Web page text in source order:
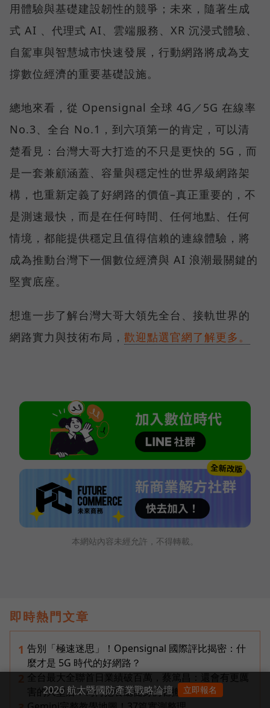
用體驗與基礎建設韌性的競爭；未來，隨著生成
式 AI 、代理式 AI、雲端服務、XR 沉浸式體驗、
自駕車與智慧城市快速發展，行動網路將成為支
撐數位經濟的重要基礎設施。
總地來看，從 Opensignal 全球 4G／5G 在線率
No.3、全台 No.1，到六項第一的肯定，可以清
楚看見：台灣大哥大打造的不只是更快的 5G，而
是一套兼顧涵蓋、容量與穩定性的世界級網路架
構，也重新定義了好網路的價值–真正重要的，不
是測速最快，而是在任何時間、任何地點、任何
情境，都能提供穩定且值得信賴的連線體驗，將
成為推動台灣下一個數位經濟與 AI 浪潮最關鍵的
堅實底座。
想進一步了解台灣大哥大領先全台、接軌世界的
網路實力與技術布局， 歡迎點選官網了解更多。
本網站內容未經允許，不得轉載。
即時熱門文章
1 告別「極速迷思」！Opensignal 國際評比揭密：什
麼才是 5G 時代的好網路？
全台最大全聯首日業績破百萬，蔡篤昌：還會有更厲
害的大型店！為何把餐廳健身房都搬上樓？
2026 航太暨國防產業戰略論壇 立即報名